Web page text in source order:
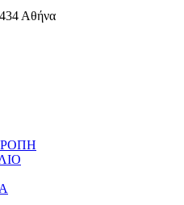
Αθήνα